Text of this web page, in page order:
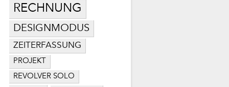
RECHNUNG
DESIGNMODUS
ZEITERFASSUNG
PROJEKT
REVOLVER SOLO